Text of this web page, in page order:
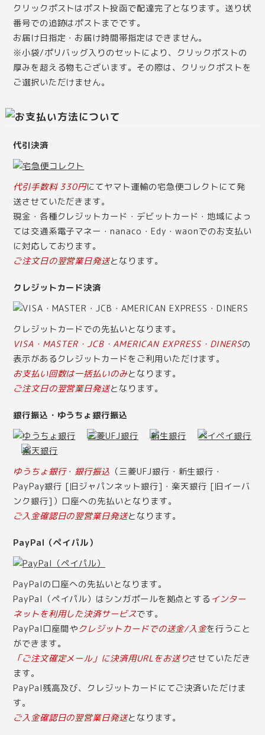
クリックポストはポスト投函で配達完了となります。送り状
番号での追跡はポストまでです。
お届け日指定・お届け時間帯指定はできません。
※小袋/ポリバッグ入りのセットにより、クリックポストの
厚みを超える物もございます。その際は、クリックポストを
ご選択いただけません。
代引決済
代引手数料 330円にてヤマト運輸の宅急便コレクトにて発
送させていただきます。
現金・各種クレジットカード・デビットカード・地域によっ
ては交通系電子マネー・nanaco・Edy・waonでのお支払い
に対応しております。
ご注文日の翌営業日発送となります。
クレジットカード決済
クレジットカードでの先払いとなります。
VISA・MASTER・JCB・AMERICAN EXPRESS・DINERSの
表示があるクレジットカードをご利用いただけます。
お支払い回数は一括払いのみとなります。
ご注文日の翌営業日発送となります。
銀行振込・ゆうちょ銀行振込
ゆうちょ銀行・ 銀行振込 （三菱UFJ銀行・新生銀行・
PayPay銀行 [旧ジャパンネット銀行]・楽天銀行 [旧イーバ
ンク銀行]）口座への先払いとなります。
ご入金確認日の翌営業日発送となります。
PayPal（ペイパル）
PayPalの口座への先払いとなります。
PayPal（ペイパル）はシンガポールを拠点とする インター
ネットを利用した決済サービスです。
PayPal口座間やクレジットカードでの送金/入金を行うこと
ができます。
「ご注文確定メール」に決済用URLをお送りさせていただき
ます。
PayPal残高及び、クレジットカードにてご決済いただけま
す。
ご入金確認日の翌営業日発送となります。